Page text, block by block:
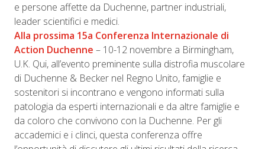
e persone affette da Duchenne, partner industriali,
leader scientifici e medici.
Alla prossima 15a Conferenza Internazionale di
Action Duchenne – 10-12 novembre a Birmingham,
U.K. Qui, all’evento preminente sulla distrofia muscolare
di Duchenne & Becker nel Regno Unito, famiglie e
sostenitori si incontrano e vengono informati sulla
patologia da esperti internazionali e da altre famiglie e
da coloro che convivono con la Duchenne. Per gli
accademici e i clinci, questa conferenza offre